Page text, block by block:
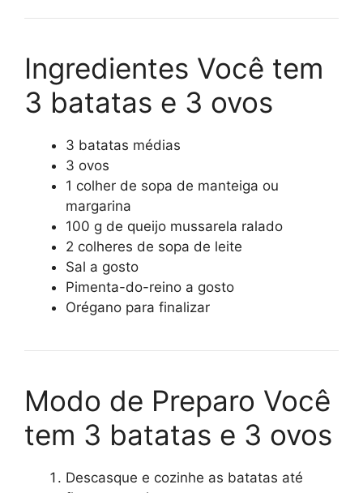
Ingredientes Você tem
3 batatas e 3 ovos
3 batatas médias
3 ovos
1 colher de sopa de manteiga ou
margarina
100 g de queijo mussarela ralado
2 colheres de sopa de leite
Sal a gosto
Pimenta-do-reino a gosto
Orégano para finalizar
Modo de Preparo Você
tem 3 batatas e 3 ovos
Descasque e cozinhe as batatas até